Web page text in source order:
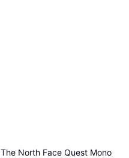
The North Face Quest Mono